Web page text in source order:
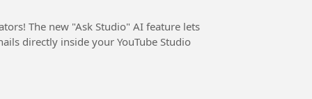
The new "Ask Studio" AI feature lets
directly inside your YouTube Studio